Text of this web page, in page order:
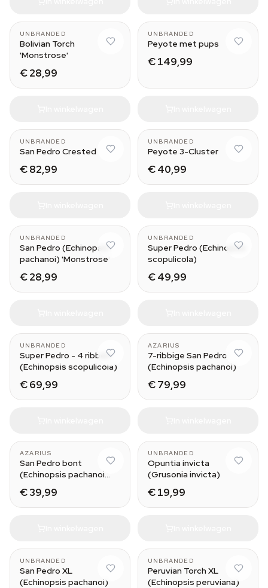
UNBRANDED
Bolivian Torch
'Monstrose'
€ 28,99
UNBRANDED
Peyote met pups
€ 149,99
UNBRANDED
San Pedro Crested
€ 82,99
UNBRANDED
Peyote 3-Cluster
€ 40,99
UNBRANDED
San Pedro (Echinopsis
pachanoi) 'Monstrose'
€ 28,99
UNBRANDED
Super Pedro (Echinopsis
scopulicola)
€ 49,99
UNBRANDED
Super Pedro - 4 ribben
(Echinopsis scopulicola)
€ 69,99
AZARIUS
7-ribbige San Pedro
(Echinopsis pachanoi)
€ 79,99
AZARIUS
San Pedro bont
(Echinopsis pachanoi
€ 39,99
UNBRANDED
Opuntia invicta
(Grusonia invicta)
€ 19,99
UNBRANDED
San Pedro XL
(Echinopsis pachanoi)
UNBRANDED
Peruvian Torch XL
(Echinopsis peruviana)